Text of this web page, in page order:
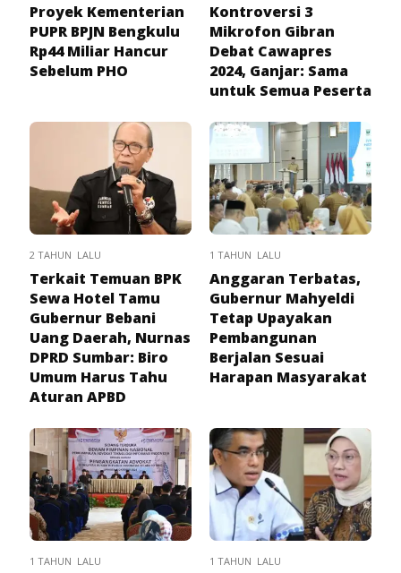
Proyek Kementerian
PUPR BPJN Bengkulu
Rp44 Miliar Hancur
Sebelum PHO
Kontroversi 3
Mikrofon Gibran
Debat Cawapres
2024, Ganjar: Sama
untuk Semua Peserta
2 TAHUN LALU
Terkait Temuan BPK
Sewa Hotel Tamu
Gubernur Bebani
Uang Daerah, Nurnas
DPRD Sumbar: Biro
Umum Harus Tahu
Aturan APBD
1 TAHUN LALU
Anggaran Terbatas,
Gubernur Mahyeldi
Tetap Upayakan
Pembangunan
Berjalan Sesuai
Harapan Masyarakat
1 TAHUN LALU 1 TAHUN LALU